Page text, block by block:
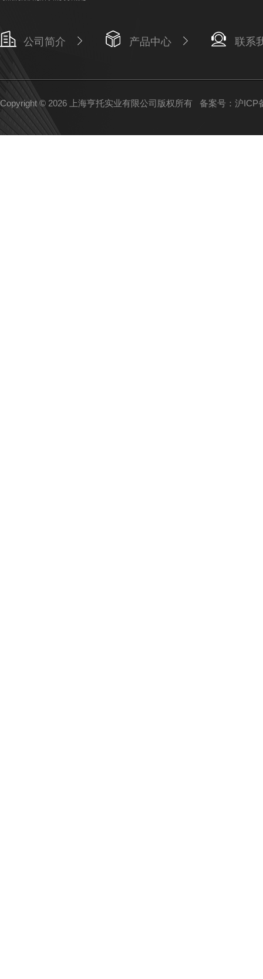
公司简介 产品中心 联系
Copyright © 2026 上海亨托实业有限公司版权所有 备案号：沪ICP